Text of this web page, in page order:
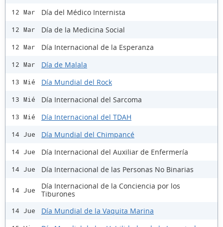
12 Mar Día del Médico Internista
12 Mar Día de la Medicina Social
12 Mar Día Internacional de la Esperanza
12 Mar Día de Malala
13 Mié Día Mundial del Rock
13 Mié Día Internacional del Sarcoma
13 Mié Día Internacional del TDAH
14 Jue Día Mundial del Chimpancé
14 Jue Día Internacional del Auxiliar de Enfermería
14 Jue Día Internacional de las Personas No Binarias
14 Jue
Día Internacional de la Conciencia por los
Tiburones
14 Jue Día Mundial de la Vaquita Marina